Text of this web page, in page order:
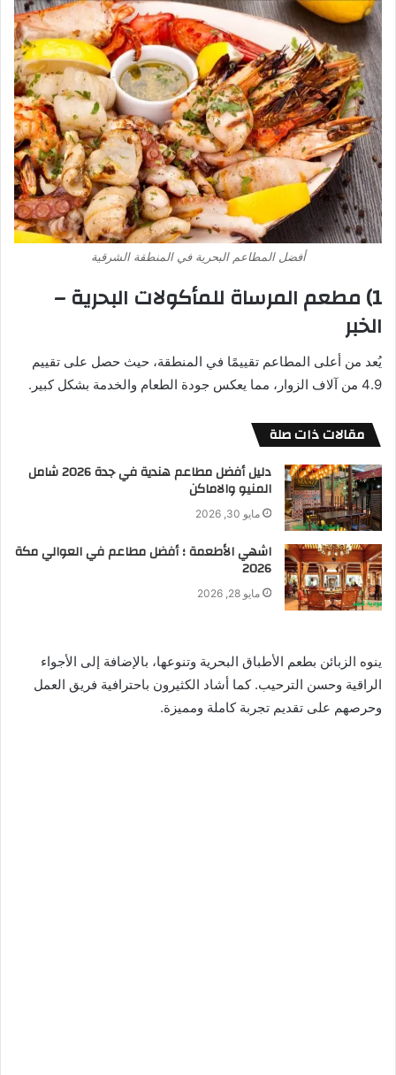
أفضل المطاعم البحرية في المنطقة الشرقية
1) مطعم المرساة للمأكولات البحرية –
الخبر
يُعد من أعلى المطاعم تقييمًا في المنطقة، حيث حصل على تقييم
4.9 من آلاف الزوار، مما يعكس جودة الطعام والخدمة بشكل كبير.
مقالات ذات صلة
دليل أفضل مطاعم هندية في جدة 2026 شامل
المنيو والاماكن
مايو 30, 2026
اشهي الأطعمة ؛ أفضل مطاعم في العوالي مكة
2026
مايو 28, 2026
ينوه الزبائن بطعم الأطباق البحرية وتنوعها، بالإضافة إلى الأجواء
الراقية وحسن الترحيب. كما أشاد الكثيرون باحترافية فريق العمل
وحرصهم على تقديم تجربة كاملة ومميزة.